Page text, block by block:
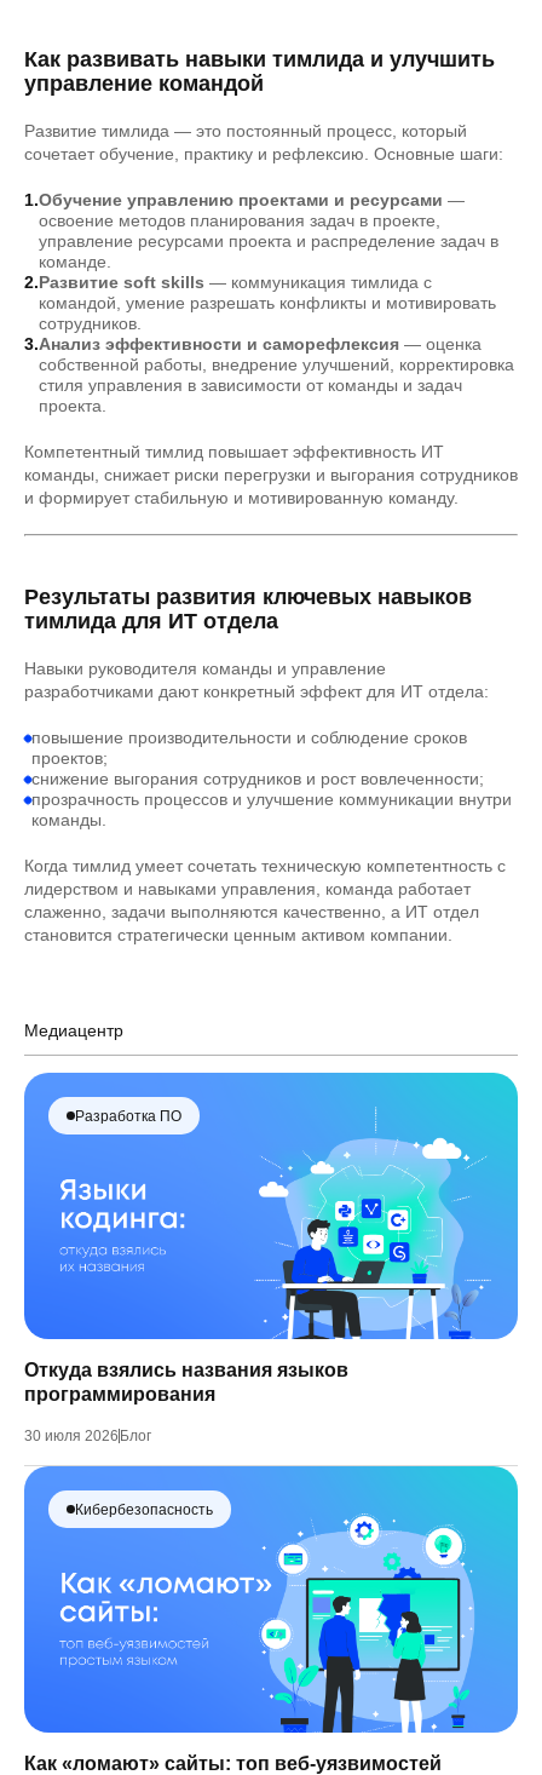
Как развивать навыки тимлида и улучшить
управление командой
Развитие тимлида — это постоянный процесс, который
сочетает обучение, практику и рефлексию. Основные шаги:
Обучение управлению проектами и ресурсами —
освоение методов планирования задач в проекте,
управление ресурсами проекта и распределение задач в
команде.
Развитие soft skills — коммуникация тимлида с
командой, умение разрешать конфликты и мотивировать
сотрудников.
Анализ эффективности и саморефлексия — оценка
собственной работы, внедрение улучшений, корректировка
стиля управления в зависимости от команды и задач
проекта.
Компетентный тимлид повышает эффективность ИТ
команды, снижает риски перегрузки и выгорания сотрудников
и формирует стабильную и мотивированную команду.
Результаты развития ключевых навыков
тимлида для ИТ отдела
Навыки руководителя команды и управление
разработчиками дают конкретный эффект для ИТ отдела:
повышение производительности и соблюдение сроков
проектов;
снижение выгорания сотрудников и рост вовлеченности;
прозрачность процессов и улучшение коммуникации внутри
команды.
Когда тимлид умеет сочетать техническую компетентность с
лидерством и навыками управления, команда работает
слаженно, задачи выполняются качественно, а ИТ отдел
становится стратегически ценным активом компании.
Медиацентр
Разработка ПО
Откуда взялись названия языков
программирования
30 июля 2026 Блог
Кибербезопасность
Как «ломают» сайты: топ веб-уязвимостей